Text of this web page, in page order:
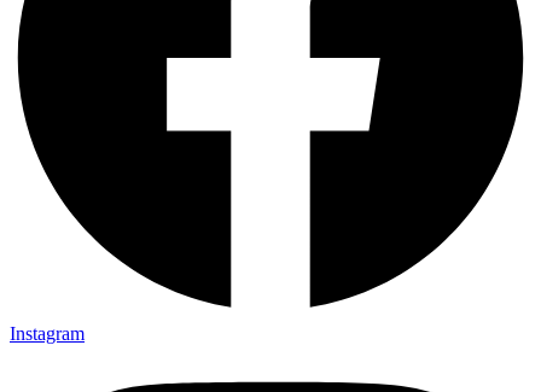
Instagram